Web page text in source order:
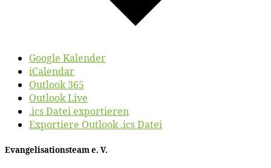
Google Kalender
iCalendar
Outlook 365
Outlook Live
.ics Datei exportieren
Exportiere Outlook .ics Datei
Evan­ge­li­sa­ti­ons­team e. V.